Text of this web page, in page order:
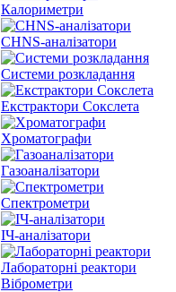
Калориметри
CHNS-аналізатори
Системи розкладання
Екстрактори Сокслета
Хроматографи
Газоаналізатори
Спектрометри
ІЧ-аналізатори
Лабораторні реактори
Віброметри